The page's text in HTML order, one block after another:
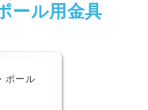
ール用金具